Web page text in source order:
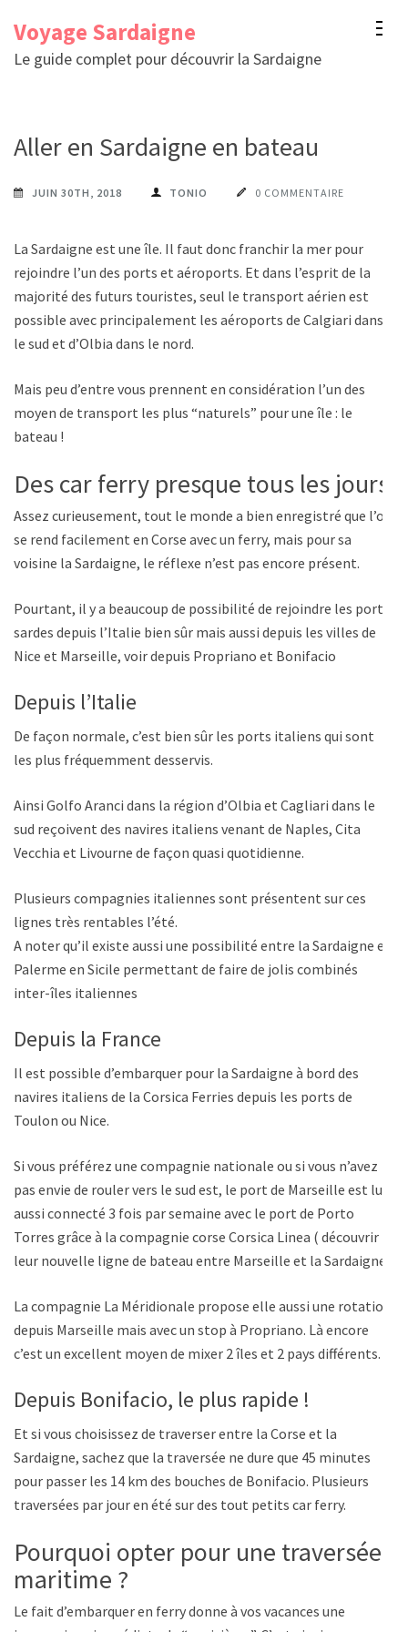
contenu
Voyage Sardaigne
Le guide complet pour découvrir la Sardaigne
Aller en Sardaigne en bateau
JUIN 30TH, 2018 TONIO 0 COMMENTAIRE
La Sardaigne est une île. Il faut donc franchir la mer pour
rejoindre l’un des ports et aéroports. Et dans l’esprit de la
majorité des futurs touristes, seul le transport aérien est
possible avec principalement les aéroports de Calgiari dans
le sud et d’Olbia dans le nord.
Mais peu d’entre vous prennent en considération l’un des
moyen de transport les plus “naturels” pour une île : le
bateau !
Des car ferry presque tous les jours
Assez curieusement, tout le monde a bien enregistré que l’on
se rend facilement en Corse avec un ferry, mais pour sa
voisine la Sardaigne, le réflexe n’est pas encore présent.
Pourtant, il y a beaucoup de possibilité de rejoindre les ports
sardes depuis l’Italie bien sûr mais aussi depuis les villes de
Nice et Marseille, voir depuis Propriano et Bonifacio
Depuis l’Italie
De façon normale, c’est bien sûr les ports italiens qui sont
les plus fréquemment desservis.
Ainsi Golfo Aranci dans la région d’Olbia et Cagliari dans le
sud reçoivent des navires italiens venant de Naples, Cita
Vecchia et Livourne de façon quasi quotidienne.
Plusieurs compagnies italiennes sont présentent sur ces
lignes très rentables l’été.
A noter qu’il existe aussi une possibilité entre la Sardaigne et
Palerme en Sicile permettant de faire de jolis combinés
inter-îles italiennes
Depuis la France
Il est possible d’embarquer pour la Sardaigne à bord des
navires italiens de la Corsica Ferries depuis les ports de
Toulon ou Nice.
Si vous préférez une compagnie nationale ou si vous n’avez
pas envie de rouler vers le sud est, le port de Marseille est lui
aussi connecté 3 fois par semaine avec le port de Porto
Torres grâce à la compagnie corse Corsica Linea ( découvrir
leur nouvelle ligne de bateau entre Marseille et la Sardaigne).
La compagnie La Méridionale propose elle aussi une rotation
depuis Marseille mais avec un stop à Propriano. Là encore
c’est un excellent moyen de mixer 2 îles et 2 pays différents.
Depuis Bonifacio, le plus rapide !
Et si vous choisissez de traverser entre la Corse et la
Sardaigne, sachez que la traversée ne dure que 45 minutes
pour passer les 14 km des bouches de Bonifacio. Plusieurs
traversées par jour en été sur des tout petits car ferry.
Pourquoi opter pour une traversée
maritime ?
Le fait d’embarquer en ferry donne à vos vacances une